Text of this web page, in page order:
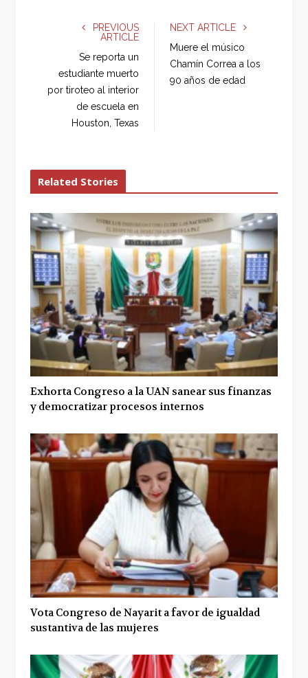
e
o
k
r
g
+
I
n
PREVIOUS
ARTICLE
Se reporta un
estudiante muerto
por tiroteo al interior
de escuela en
Houston, Texas
NEXT ARTICLE
Muere el músico
Chamín Correa a los
90 años de edad
Related Stories
Exhorta Congreso a la UAN sanear sus finanzas
y democratizar procesos internos
Vota Congreso de Nayarit a favor de igualdad
sustantiva de las mujeres